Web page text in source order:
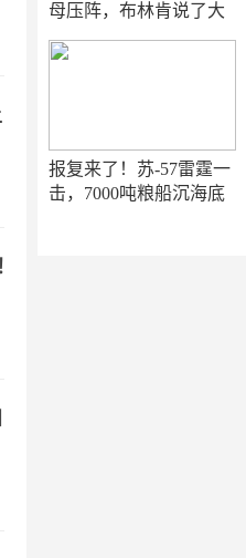
母压阵，布林肯说了大
报复来了！苏-57雷霆一
击，7000吨粮船沉海底